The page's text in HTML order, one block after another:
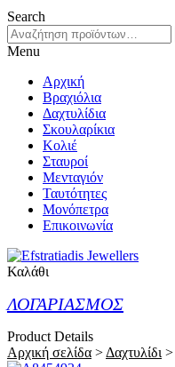
Search
Αναζήτηση
για:
Menu
Αρχική
Βραχιόλια
Δαχτυλίδια
Σκουλαρίκια
Κολιέ
Σταυροί
Μενταγιόν
Ταυτότητες
Μονόπετρα
Επικοινωνία
Καλάθι
ΛΟΓΑΡΙΑΣΜΟΣ
Product Details
Αρχική σελίδα > Δαχτυλίδι >